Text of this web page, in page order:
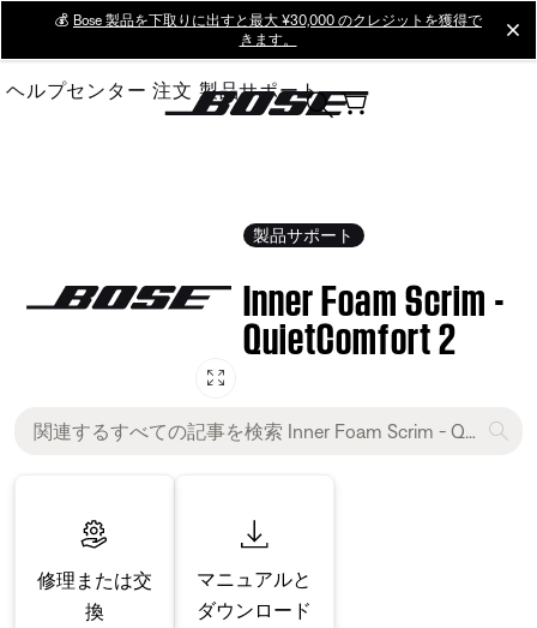
Main
💰 Bose 製品を下取りに出すと最大 ¥30,000 のクレジットを獲得で
きます。
ヘルプセンター 注文 製品サポート
製品サポート
Inner Foam Scrim -
QuietComfort 2
修理または交
換
マニュアルと
ダウンロード